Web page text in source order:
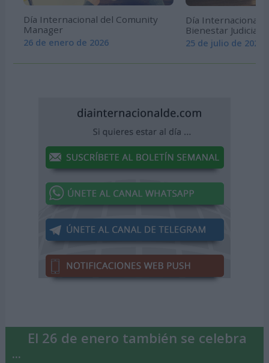
Día Internacional del Comunity
Manager
26 de enero de 2026
Día Internacional
Bienestar Judicial
25 de julio de 2026
El 26 de enero también se celebra
...